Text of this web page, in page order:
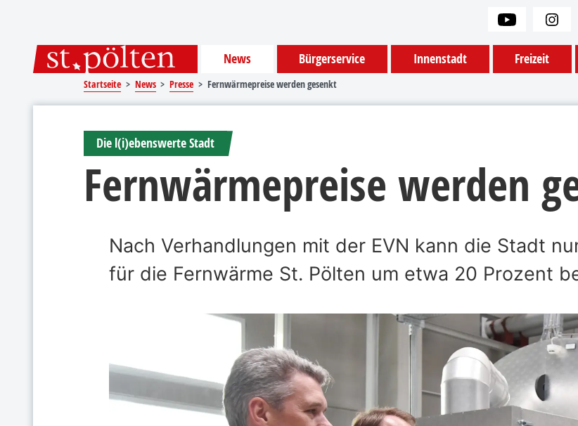
News Bürgerservice Innenstadt Freizeit
Startseite News Presse Fernwärmepreise werden gesenkt
Die l(i)ebenswerte Stadt
Fernwärmepreise werden
Nach Verhandlungen mit der EVN kann die Stadt
für die Fernwärme St. Pölten um etwa 20 Prozent